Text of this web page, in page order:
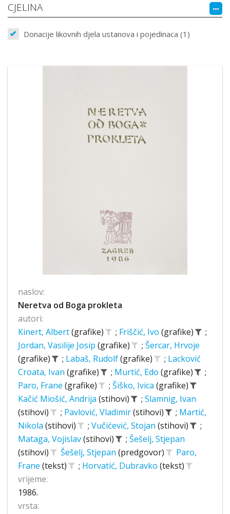
CJELINA
Donacije likovnih djela ustanova i pojedinaca (1)
naslov:
Neretva od Boga prokleta
autori:
Kinert, Albert(grafike) ; Friščić, Ivo (grafike)
;
Jordan, Vasilije Josip (grafike) ; Šercar, Hrvoje
(grafike)
; Labaš, Rudolf(grafike) ; Lacković
Croata, Ivan (grafike) ; Murtić, Edo (grafike)
;
Paro, Frane (grafike) ; Šiško, Ivica (grafike)
Kačić Miošić, Andrija (stihovi) ; Slamnig, Ivan
(stihovi)
; Pavlović, Vladimir(stihovi) ; Martić,
Nikola (stihovi) ; Vučićević, Stojan (stihovi)
;
Mataga, Vojislav(stihovi) ; Šešelj, Stjepan
(stihovi)
Šešelj, Stjepan (predgovor)
Paro,
Frane (tekst) ; Horvatić, Dubravko (tekst)
vrijeme:
1986.
vrsta: